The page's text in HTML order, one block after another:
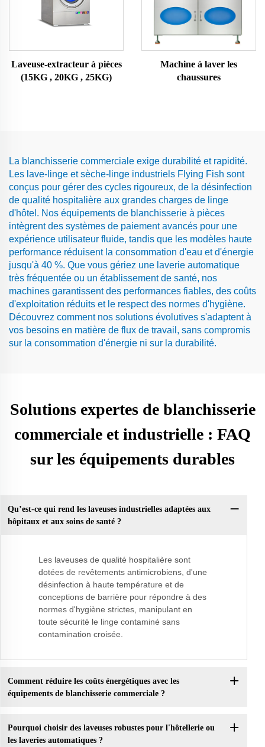
Laveuse-extracteur à pièces
(15KG , 20KG , 25KG)
Machine à laver les
chaussures
La blanchisserie commerciale exige durabilité et rapidité.
Les lave-linge et sèche-linge industriels Flying Fish sont
conçus pour gérer des cycles rigoureux, de la désinfection
de qualité hospitalière aux grandes charges de linge
d'hôtel. Nos équipements de blanchisserie à pièces
intègrent des systèmes de paiement avancés pour une
expérience utilisateur fluide, tandis que les modèles haute
performance réduisent la consommation d'eau et d'énergie
jusqu'à 40 %. Que vous gériez une laverie automatique
très fréquentée ou un établissement de santé, nos
machines garantissent des performances fiables, des coûts
d'exploitation réduits et le respect des normes d'hygiène.
Découvrez comment nos solutions évolutives s'adaptent à
vos besoins en matière de flux de travail, sans compromis
sur la consommation d'énergie ni sur la durabilité.
Solutions expertes de blanchisserie
commerciale et industrielle : FAQ
sur les équipements durables
Qu’est-ce qui rend les laveuses industrielles adaptées aux
hôpitaux et aux soins de santé ?
Les laveuses de qualité hospitalière sont
dotées de revêtements antimicrobiens, d'une
désinfection à haute température et de
conceptions de barrière pour répondre à des
normes d'hygiène strictes, manipulant en
toute sécurité le linge contaminé sans
contamination croisée.
Comment réduire les coûts énergétiques avec les
équipements de blanchisserie commerciale ?
Pourquoi choisir des laveuses robustes pour l'hôtellerie ou
les laveries automatiques ?